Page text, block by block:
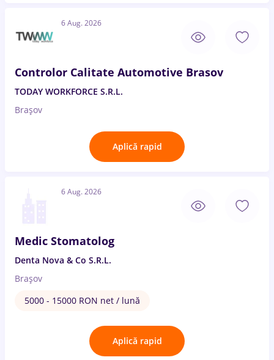
6 Aug. 2026
Controlor Calitate Automotive Brasov
TODAY WORKFORCE S.R.L.
Brașov
Aplică rapid
6 Aug. 2026
Medic Stomatolog
Denta Nova & Co S.R.L.
Brașov
5000 - 15000 RON net / lună
Aplică rapid